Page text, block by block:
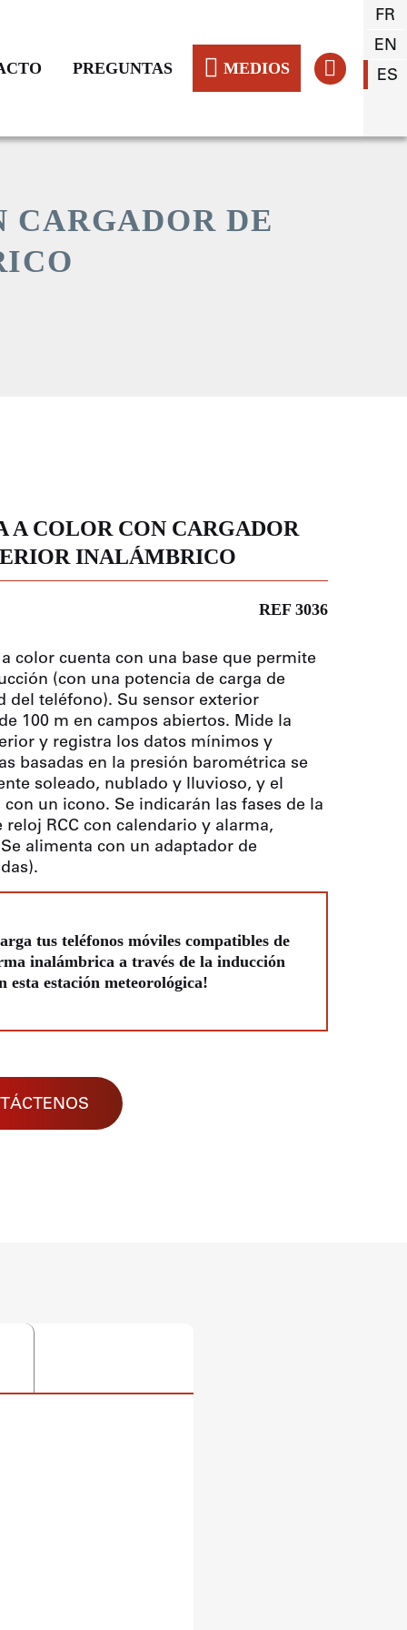
PREGUNTAS MEDIOS
FR
EN
ES
CARGADOR DE
COLOR CON CARGADOR
INALÁMBRICO
REF 3036
color cuenta con una base que permite
(con una potencia de carga de
del teléfono). Su sensor exterior
100 m en campos abiertos. Mide la
y registra los datos mínimos y
basadas en la presión barométrica se
soleado, nublado y lluvioso, y el
un icono. Se indicarán las fases de la
RCC con calendario y alarma,
alimenta con un adaptador de
tus teléfonos móviles compatibles de
inalámbrica a través de la inducción
esta estación meteorológica!